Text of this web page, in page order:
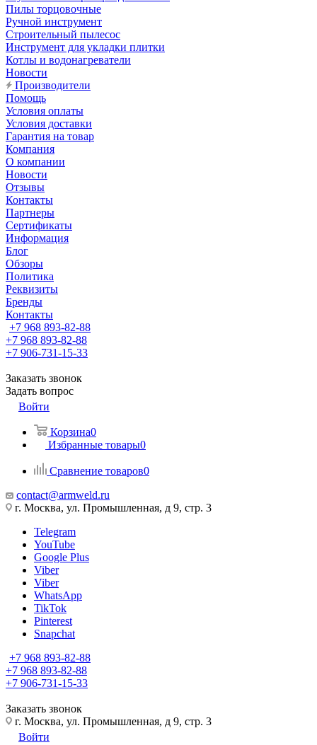
Пилы торцовочные
Ручной инструмент
Строительный пылесос
Инструмент для укладки плитки
Котлы и водонагреватели
Новости
Производители
Помощь
Условия оплаты
Условия доставки
Гарантия на товар
Компания
О компании
Новости
Отзывы
Контакты
Партнеры
Сертификаты
Информация
Блог
Обзоры
Политика
Реквизиты
Бренды
Контакты
+7 968 893-82-88
+7 968 893-82-88
+7 906-731-15-33
Заказать звонок
Задать вопрос
Войти
Корзина0
Избранные товары0
Сравнение товаров0
contact@armweld.ru
г. Москва, ул. Промышленная, д 9, стр. 3
Telegram
YouTube
Google Plus
Viber
Viber
WhatsApp
TikTok
Pinterest
Snapchat
+7 968 893-82-88
+7 968 893-82-88
+7 906-731-15-33
Заказать звонок
г. Москва, ул. Промышленная, д 9, стр. 3
Войти